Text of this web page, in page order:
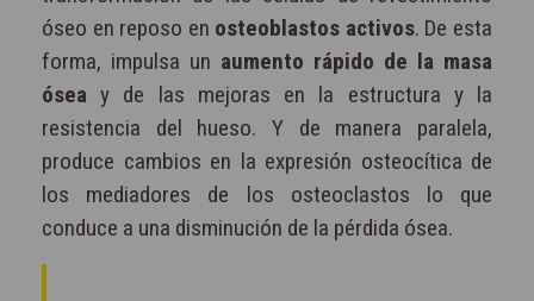
óseo en reposo en osteoblastos activos. De esta
forma, impulsa un aumento rápido de la masa
ósea y de las mejoras en la estructura y la
resistencia del hueso. Y de manera paralela,
produce cambios en la expresión osteocítica de
los mediadores de los osteoclastos lo que
conduce a una disminución de la pérdida ósea.